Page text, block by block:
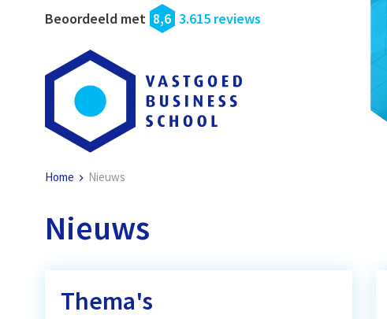
Beoordeeld met 8,6 3.615 reviews
Home Nieuws
Nieuws
Thema's